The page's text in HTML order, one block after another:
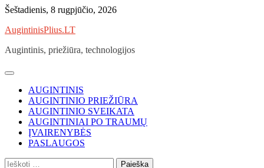
Skip
content
Šeštadienis, 8 rugpjūčio, 2026
AugintinisPlius.LT
Augintinis, priežiūra, technologijos
AUGINTINIS
AUGINTINIO PRIEŽIŪRA
AUGINTINIO SVEIKATA
AUGINTINIAI PO TRAUMŲ
ĮVAIRENYBĖS
PASLAUGOS
Ieškoti: